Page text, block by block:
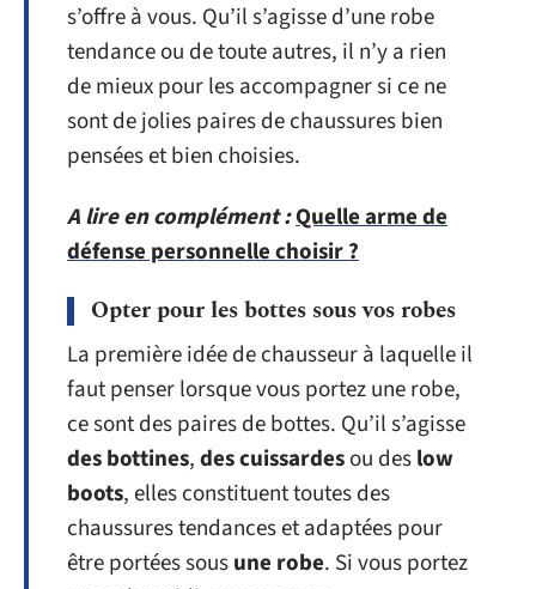
s’offre à vous. Qu’il s’agisse d’une robe
tendance ou de toute autres, il n’y a rien
de mieux pour les accompagner si ce ne
sont de jolies paires de chaussures bien
pensées et bien choisies.
A lire en complément :Quelle arme de
défense personnelle choisir ?
Opter pour les bottes sous vos robes
La première idée de chausseur à laquelle il
faut penser lorsque vous portez une robe,
ce sont des paires de bottes. Qu’il s’agisse
des bottines,des cuissardesou deslow
boots, elles constituent toutes des
chaussures tendances et adaptées pour
être portées sousune robe. Si vous portez